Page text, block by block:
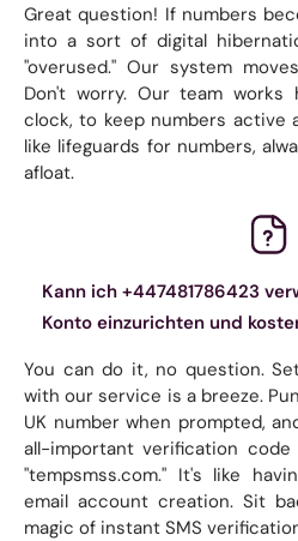
Great question! If numbers
into a sort of digital
"overused." Our system
Don't worry. Our team works
clock, to keep numbers active
like lifeguards for numbers,
afloat.
Kann ich +447481786423
Konto einzurichten und
You can do it, no question.
with our service is a breeze.
UK number when prompted,
all-important verification
"tempsmss.com." It's like
email account creation. Sit
magic of instant SMS